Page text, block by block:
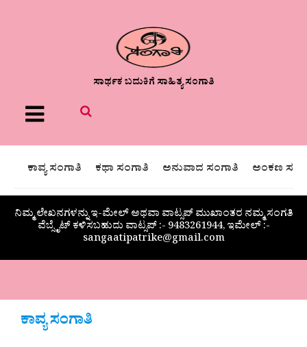
ಸಾರ್ಥಕ ಬದುಕಿಗೆ ಸಾಹಿತ್ಯ ಸಂಗಾತಿ
Menu
ಕಾವ್ಯ ಸಂಗಾತಿ ಕಥಾ ಸಂಗಾತಿ ಅನುವಾದ ಸಂಗಾತಿ ಅಂಕಣ
ನಿಮ್ಮ ಲೇಖನಗಳನ್ನು ಇ-ಮೇಲ್ ಅಥವಾ ವಾಟ್ಸಪ್ ಮುಖಾಂತರ ನಮ್ಮ ಸಂಗತಿ
ವೆಬ್ಸೈಟ್ ಕಳಿಸಬಹುದು ವಾಟ್ಸಪ್‌ :- 9483261944, ಇಮೇಲ್ :-
sangaatipatrike@gmail.com
ಕಾವ್ಯ ಸಂಗಾತಿ